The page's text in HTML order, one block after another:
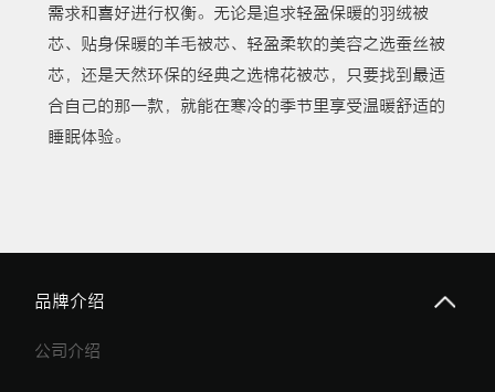
需求和喜好进行权衡。无论是追求轻盈保暖的羽绒被
芯、贴身保暖的羊毛被芯、轻盈柔软的美容之选蚕丝被
芯，还是天然环保的经典之选棉花被芯，只要找到最适
合自己的那一款，就能在寒冷的季节里享受温暖舒适的
睡眠体验。
品牌介绍
公司介绍